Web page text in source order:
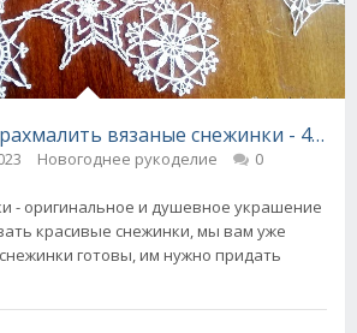
вязаные снежинки - 4
Новогоднее рукоделие 0
- оригинальное и душевное украшение
красивые снежинки, мы вам уже
готовы, им нужно придать